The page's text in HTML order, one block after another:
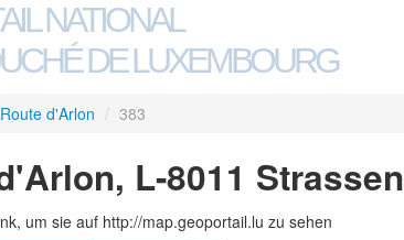
NATIONAL
DE LUXEMBOURG
Route d'Arlon / 383
L-8011 Strassen
um sie auf http://map.geoportail.lu zu sehen